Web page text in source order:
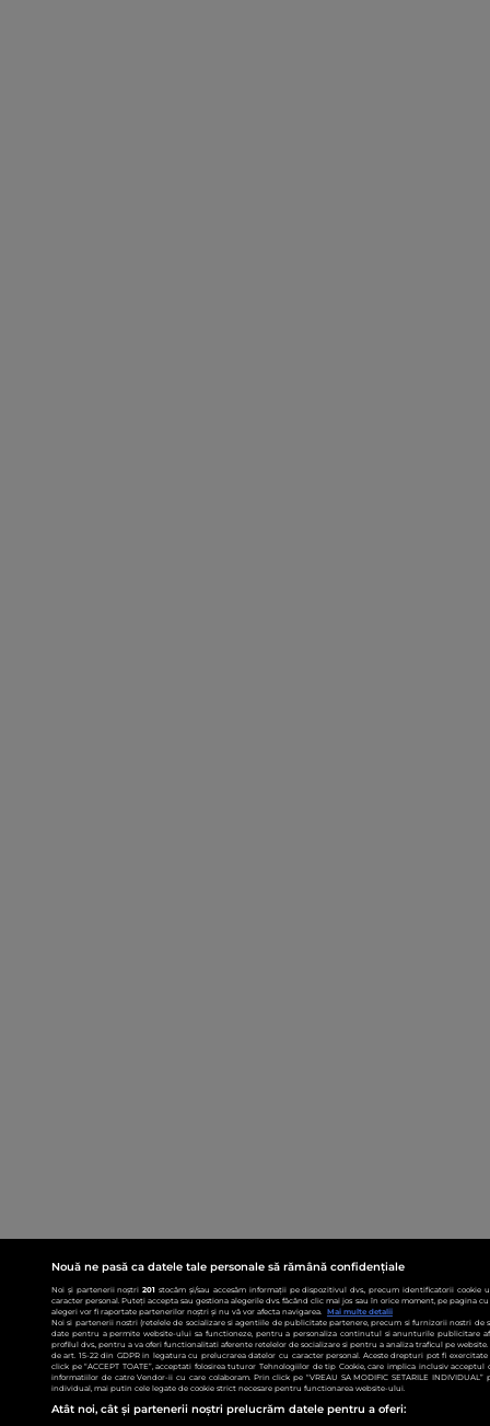
Nouă ne pasă ca datele tale personale să rămână confidențiale
Noi și partenerii noștri201 stocăm și/sau accesăm informații pe dispozitivul dvs., precum identificatorii
caracter personal. Puteți accepta sau gestiona alegerile dvs. făcând clic mai jos sau în orice moment, pe pagina
alegeri vor fi raportate partenerilor noștri și nu vă vor afecta navigarea.
Mai multe detalii
Noi si partenerii nostri (retelele de socializare si agentiile de publicitate partenere, precum si furnizorii nostri de
date pentru a permite website-ului sa functioneze, pentru a personaliza continutul si anunturile publicitare
profilul dvs., pentru a va oferi functionalitati aferente retelelor de socializare si pentru a analiza traficul pe
de art. 15-22 din GDPR in legatura cu prelucrarea datelor cu caracter personal. Aceste drepturi pot fi
click pe “ACCEPT TOATE”, acceptati folosirea tuturor Tehnologiilor de tip Cookie, care implica inclusiv acceptul
informatiilor de catre Vendor-ii cu care colaboram. Prin click pe “VREAU SA MODIFIC SETARILE
individual, mai putin cele legate de cookie strict necesare pentru functionarea website-ului.
Atât noi, cât și partenerii noștri prelucrăm datele pentru a oferi: